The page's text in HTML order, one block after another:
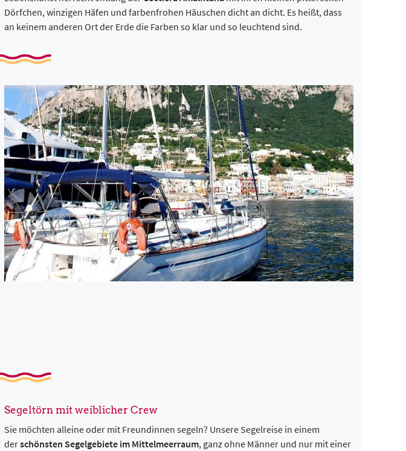
Dörfchen, winzigen Häfen und farbenfrohen Häuschen dicht an dicht. Es heißt, dass
an keinem anderen Ort der Erde die Farben so klar und so leuchtend sind.
Segeltörn mit weiblicher Crew
Sie möchten alleine oder mit Freundinnen segeln? Unsere Segelreise in einem
derschönsten Segelgebiete im Mittelmeerraum, ganz ohne Männer und nur mit einer